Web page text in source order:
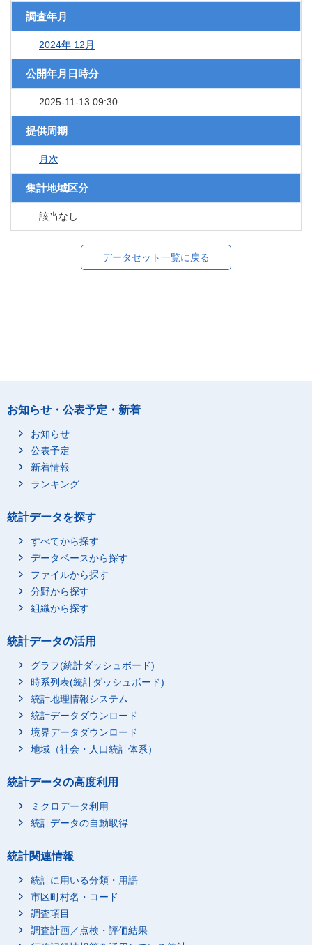
調査年月
2024年 12月
公開年月日時分
2025-11-13 09:30
提供周期
月次
集計地域区分
該当なし
データセット一覧に戻る
お知らせ・公表予定・新着
お知らせ
公表予定
新着情報
ランキング
統計データを探す
すべてから探す
データベースから探す
ファイルから探す
分野から探す
組織から探す
統計データの活用
グラフ(統計ダッシュボード)
時系列表(統計ダッシュボード)
統計地理情報システム
統計データダウンロード
境界データダウンロード
地域（社会・人口統計体系）
統計データの高度利用
ミクロデータ利用
統計データの自動取得
統計関連情報
統計に用いる分類・用語
市区町村名・コード
調査項目
調査計画／点検・評価結果